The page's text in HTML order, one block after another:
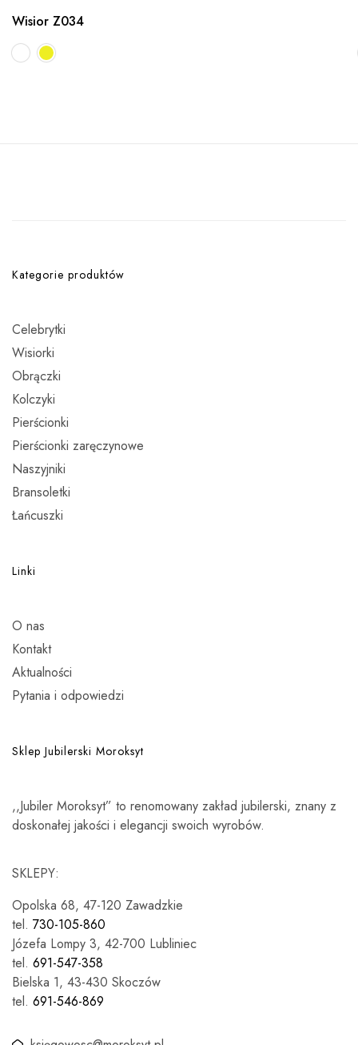
Wisior Z034
Kategorie produktów
Celebrytki
Wisiorki
Obrączki
Kolczyki
Pierścionki
Pierścionki zaręczynowe
Naszyjniki
Bransoletki
Łańcuszki
Linki
O nas
Kontakt
Aktualności
Pytania i odpowiedzi
Sklep Jubilerski Moroksyt
,,Jubiler Moroksyt” to renomowany zakład jubilerski, znany z
doskonałej jakości i elegancji swoich wyrobów.
SKLEPY:
Opolska 68, 47-120 Zawadzkie
tel. 730-105-860
Józefa Lompy 3, 42-700 Lubliniec
tel. 691-547-358
Bielska 1, 43-430 Skoczów
tel. 691-546-869